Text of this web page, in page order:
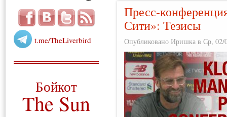
t.me/TheLiverbird
Бойкот
The Sun
Пресс-
Сити»: Тезисы
Опубликовано Иришка в Ср, 02/